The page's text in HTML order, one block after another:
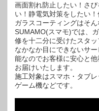
画面割れ防止したい！さ
い！静電気対策をしたい！
ガラスコーティングはそん
SUMAMO(スマモ)では、
修を十二分に受けたスタ
なかなか目にできないサ
能なのでお客様に安心と
お届けいたします。
施工対象はスマホ・タブ
ゲーム機などです。